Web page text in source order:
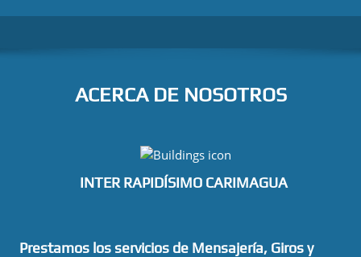
ACERCA DE NOSOTROS
INTER RAPIDÍSIMO CARIMAGUA
Prestamos los servicios de Mensajería, Giros y